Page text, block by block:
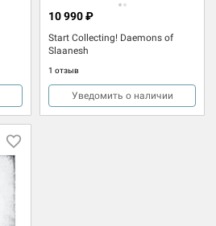
Start Collecting! Daemons of
Slaanesh
1 отзыв
10 990 ₽
Уведомить о наличии